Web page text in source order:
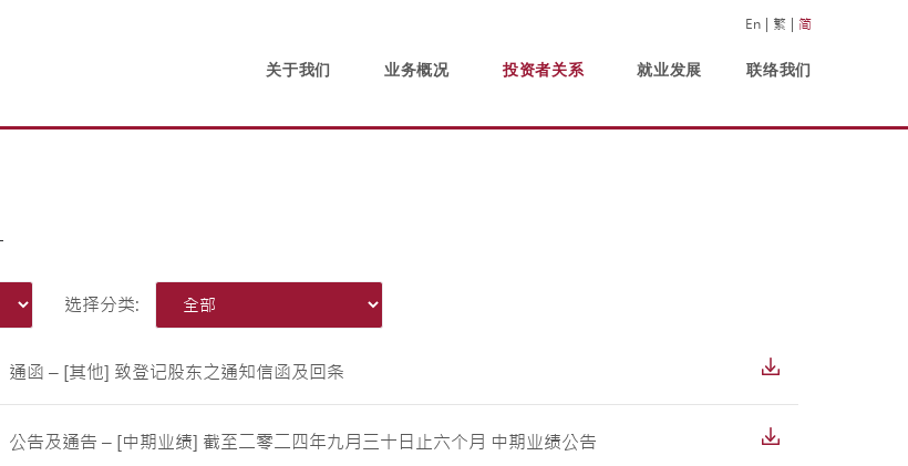
En 繁 简
关于我们 业务概况 投资者关系 就业发展 联络我们
选择分类:
通函 – [其他] 致登记股东之通知信函及回条
公告及通告 – [中期业绩] 截至二零二四年九月三十日止六个月 中期业绩公告